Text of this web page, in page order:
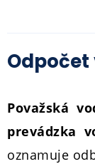
Považská
prevádzka
oznamuje